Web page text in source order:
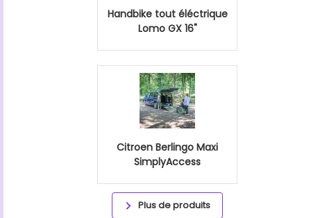
Handbike tout éléctrique
Lomo GX 16"
Citroen Berlingo Maxi
SimplyAccess
Plus de produits